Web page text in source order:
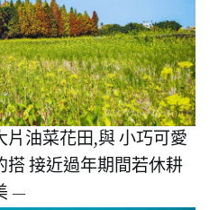
油菜花田,與 小巧可愛
搭 接近過年期間若休耕
—